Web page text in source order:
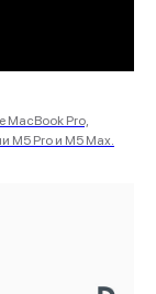
MacBook Pro,
Pro и M5 Max.